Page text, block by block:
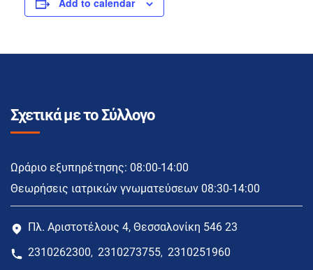
Add to calendar
Σχετικά με το Σύλλογο
Ωράριο εξυπηρέτησης: 08:00-14:00
Θεωρήσεις ιατρικών γνωματεύσεων 08:30-14:00
Πλ. Αριστοτέλους 4, Θεσσαλονίκη 546 23
2310262300, 2310273755, 2310251960